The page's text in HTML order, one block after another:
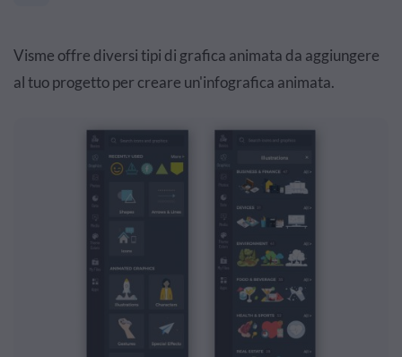
Visme offre diversi tipi di grafica animata da aggiungere
al tuo progetto per creare un'infografica animata.